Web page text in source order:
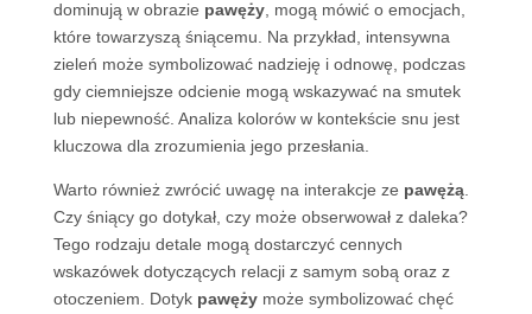
dominują w obrazie pawęży, mogą mówić o emocjach,
które towarzyszą śniącemu. Na przykład, intensywna
zieleń może symbolizować nadzieję i odnowę, podczas
gdy ciemniejsze odcienie mogą wskazywać na smutek
lub niepewność. Analiza kolorów w kontekście snu jest
kluczowa dla zrozumienia jego przesłania.
Warto również zwrócić uwagę na interakcje ze pawężą.
Czy śniący go dotykał, czy może obserwował z daleka?
Tego rodzaju detale mogą dostarczyć cennych
wskazówek dotyczących relacji z samym sobą oraz z
otoczeniem. Dotyk pawężymoże symbolizować chęć